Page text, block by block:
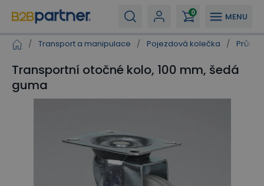
MENU
0
/ Transport a manipulace / Pojezdová kolečka /
Transportní otočné kolo, 100 mm, šedá
guma